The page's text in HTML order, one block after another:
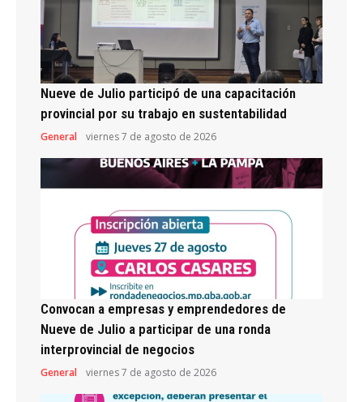
Nueve de Julio participó de una capacitación
provincial por su trabajo en sustentabilidad
General viernes 7 de agosto de 2026
Convocan a empresas y emprendedores de
Nueve de Julio a participar de una ronda
interprovincial de negocios
General viernes 7 de agosto de 2026